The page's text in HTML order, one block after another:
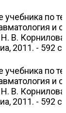
учебника по
и
В.
2011. - 592
учебника по
и
В.
2011. - 592